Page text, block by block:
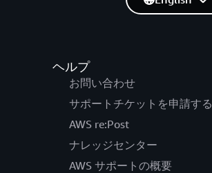
ヘルプ
お問い合わせ
サポートチケットを申請する
AWS re:Post
ナレッジセンター
AWS サポートの概要